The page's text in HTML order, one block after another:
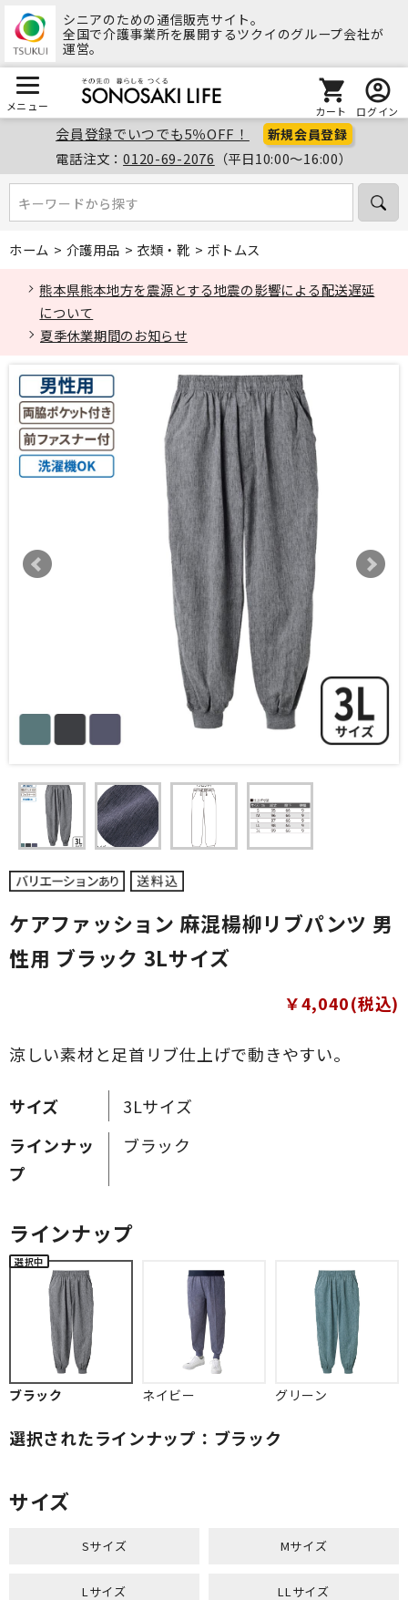
シニアのための通信販売サイト。
全国で介護事業所を展開するツクイのグループ会社が
運営。
メニュー カート ログイン
会員登録でいつでも5％OFF！ 新規会員登録
電話注文：0120-69-2076 （平日10:00～16:00）
キーワードから探す
キーワードから探す
ホーム > 介護用品 > 衣類・靴 > ボトムス
熊本県熊本地方を震源とする地震の影響による配送遅延
について
夏季休業期間のお知らせ
ケアファッション 麻混楊柳リブパンツ 男
性用 ブラック 3Lサイズ
涼しい素材と足首リブ仕上げで動きやすい。
￥4,040(税込)
サイズ
3Lサイズ
ラインナッ
プ
ブラック
ラインナップ
ブラック ネイビー グリーン
選択されたラインナップ：ブラック
サイズ
Sサイズ Mサイズ
Lサイズ LLサイズ